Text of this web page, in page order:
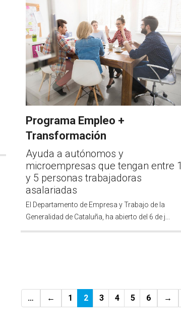
Programa Empleo +
Transformación
Ayuda a autónomos y
microempresas que tengan entre 1
y 5 personas trabajadoras
asalariadas
El Departamento de Empresa y Trabajo de la
Generalidad de Cataluña, ha abierto del 6 de j...
… ← 1 2 3 4 5 6 →